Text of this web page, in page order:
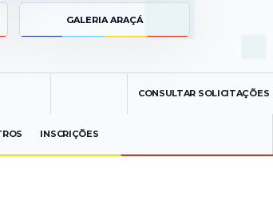
GALERIA ARAÇÁ
INSCRIÇÕES
CONSULTAR SOLICITAÇÕES